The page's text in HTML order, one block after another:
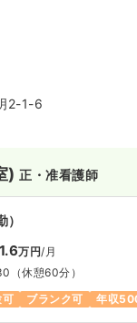
2-1-6
)正・准看護師
万円/月
（休憩60分）
可
ブランク可 年収